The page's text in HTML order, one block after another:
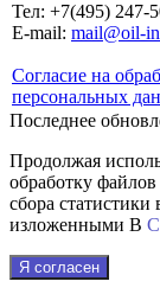
Тел: +7(495) 247-
E-mail: mail@oil-
Согласие на
персональных
Последнее
Продолжая
обработку
сбора
изложенными В
Я согласен